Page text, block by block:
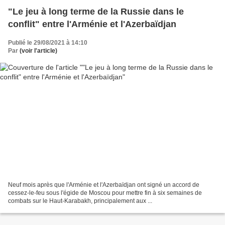
"Le jeu à long terme de la Russie dans le
conflit" entre l'Arménie et l'Azerbaïdjan
Publié le 29/08/2021 à 14:10
Par (voir l'article)
Neuf mois après que l'Arménie et l'Azerbaïdjan ont signé un accord de
cessez-le-feu sous l'égide de Moscou pour mettre fin à six semaines de
combats sur le Haut-Karabakh, principalement aux ...